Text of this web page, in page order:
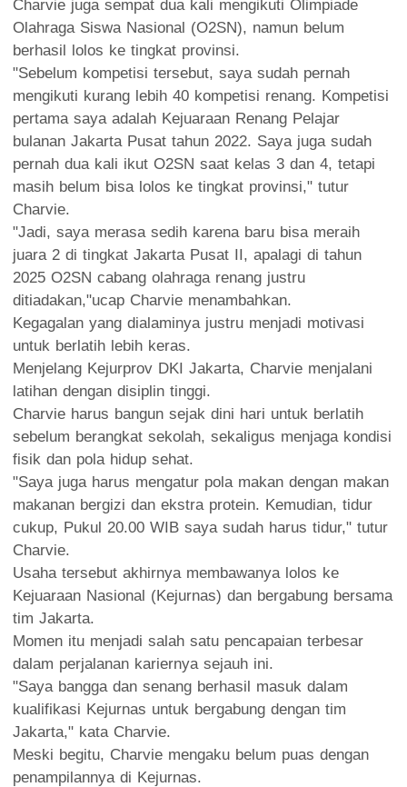
Charvie juga sempat dua kali mengikuti Olimpiade
Olahraga Siswa Nasional (O2SN), namun belum
berhasil lolos ke tingkat provinsi.
"Sebelum kompetisi tersebut, saya sudah pernah
mengikuti kurang lebih 40 kompetisi renang. Kompetisi
pertama saya adalah Kejuaraan Renang Pelajar
bulanan Jakarta Pusat tahun 2022. Saya juga sudah
pernah dua kali ikut O2SN saat kelas 3 dan 4, tetapi
masih belum bisa lolos ke tingkat provinsi," tutur
Charvie.
"Jadi, saya merasa sedih karena baru bisa meraih
juara 2 di tingkat Jakarta Pusat II, apalagi di tahun
2025 O2SN cabang olahraga renang justru
ditiadakan,"ucap Charvie menambahkan.
Kegagalan yang dialaminya justru menjadi motivasi
untuk berlatih lebih keras.
Menjelang Kejurprov DKI Jakarta, Charvie menjalani
latihan dengan disiplin tinggi.
Charvie harus bangun sejak dini hari untuk berlatih
sebelum berangkat sekolah, sekaligus menjaga kondisi
fisik dan pola hidup sehat.
"Saya juga harus mengatur pola makan dengan makan
makanan bergizi dan ekstra protein. Kemudian, tidur
cukup, Pukul 20.00 WIB saya sudah harus tidur," tutur
Charvie.
Usaha tersebut akhirnya membawanya lolos ke
Kejuaraan Nasional (Kejurnas) dan bergabung bersama
tim Jakarta.
Momen itu menjadi salah satu pencapaian terbesar
dalam perjalanan kariernya sejauh ini.
"Saya bangga dan senang berhasil masuk dalam
kualifikasi Kejurnas untuk bergabung dengan tim
Jakarta," kata Charvie.
Meski begitu, Charvie mengaku belum puas dengan
penampilannya di Kejurnas.